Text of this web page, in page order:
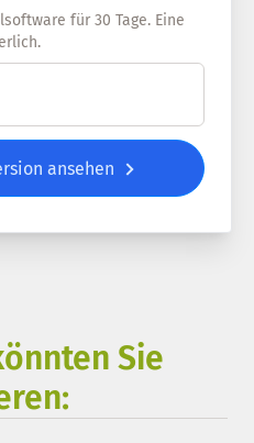
für 30 Tage. Eine
ansehen
Sie